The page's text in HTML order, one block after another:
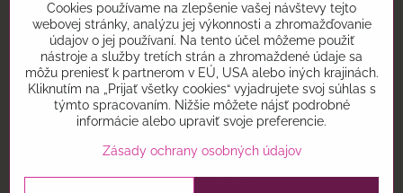
nedeľa
Kontakt
0907075930
alatorty@alatorty.sk
©2026Copyright
Cookies používame na zlepšenie vašej návštevy tejto
webovej stránky, analýzu jej výkonnosti a zhromažďovanie
údajov o jej používaní. Na tento účel môžeme použiť
nástroje a služby tretích strán a zhromaždené údaje sa
môžu preniesť k partnerom v EÚ, USA alebo iných krajinách.
Kliknutím na „Prijať všetky cookies“ vyjadrujete svoj súhlas s
týmto spracovaním. Nižšie môžete nájsť podrobné
informácie alebo upraviť svoje preferencie.
Zásady ochrany osobných údajov